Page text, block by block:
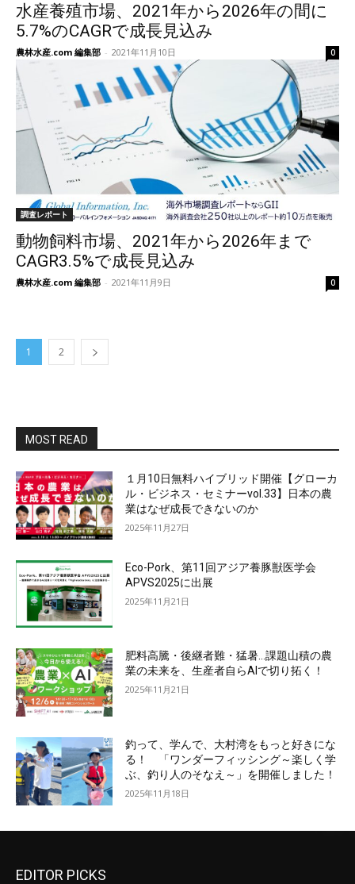
水産養殖市場、2021年から2026年の間に
5.7%のCAGRで成長見込み
農林水産.com 編集部 - 2021年11月10日 0
調査レポート
動物飼料市場、2021年から2026年まで
CAGR3.5%で成長見込み
農林水産.com 編集部 - 2021年11月9日 0
1 2
MOST READ
１月10日無料ハイブリッド開催【グローカ
ル・ビジネス・セミナーvol.33】日本の農
業はなぜ成長できないのか
2025年11月27日
Eco-Pork、第11回アジア養豚獣医学会
APVS2025に出展
2025年11月21日
肥料高騰・後継者難・猛暑…課題山積の農
業の未来を、生産者自らAIで切り拓く！
2025年11月21日
釣って、学んで、大村湾をもっと好きにな
る！ 「ワンダーフィッシング～楽しく学
ぶ、釣り人のそなえ～」を開催しました！
2025年11月18日
EDITOR PICKS